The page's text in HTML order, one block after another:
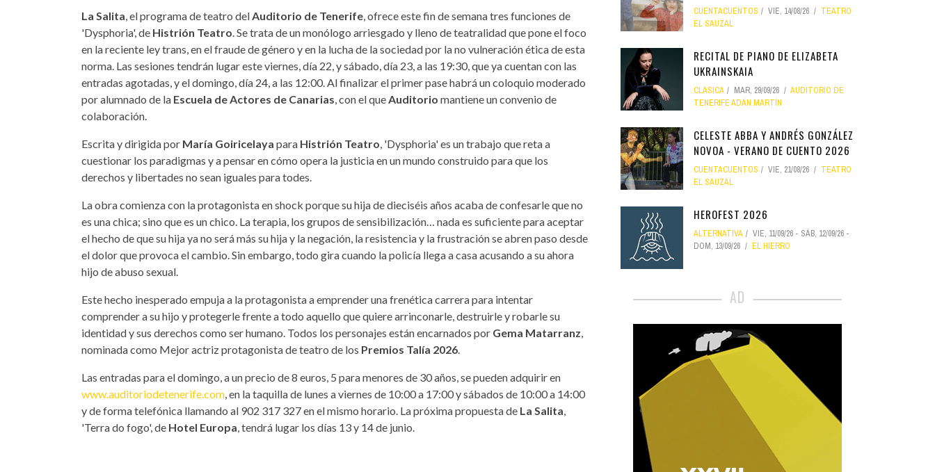
La Salita , el programa de teatro del Auditorio de Tenerife , ofrece este fin de semana tres funciones de
'Dysphoria', de Histrión Teatro . Se trata de un monólogo arriesgado y lleno de teatralidad que pone el foco
en la reciente ley trans, en el fraude de género y en la lucha de la sociedad por la no vulneración ética de esta
norma. Las sesiones tendrán lugar este viernes, día 22, y sábado, día 23, a las 19:30, que ya cuentan con las
entradas agotadas, y el domingo, día 24, a las 12:00. Al finalizar el primer pase habrá un coloquio moderado
por alumnado de la Escuela de Actores de Canarias , con el que Auditorio mantiene un convenio de
colaboración.
Escrita y dirigida por María Goiricelaya para Histrión Teatro , 'Dysphoria' es un trabajo que reta a
cuestionar los paradigmas y a pensar en cómo opera la justicia en un mundo construido para que los
derechos y libertades no sean iguales para todes.
La obra comienza con la protagonista en shock porque su hija de dieciséis años acaba de confesarle que no
es una chica; sino que es un chico. La terapia, los grupos de sensibilización… nada es suficiente para aceptar
el hecho de que su hija ya no será más su hija y la negación, la resistencia y la frustración se abren paso desde
el dolor que provoca el cambio. Sin embargo, todo gira cuando la policía llega a casa acusando a su ahora
hijo de abuso sexual.
Este hecho inesperado empuja a la protagonista a emprender una frenética carrera para intentar
comprender a su hijo y protegerle frente a todo aquello que quiere arrinconarle, destruirle y robarle su
identidad y sus derechos como ser humano. Todos los personajes están encarnados por Gema Matarranz
nominada como Mejor actriz protagonista de teatro de los Premios Talía 2026
Las entradas para el domingo, a un precio de 8 euros, 5 para menores de 30 años, se pueden adquirir en
www.auditoriodetenerife.com , en la taquilla de lunes a viernes de 10:00 a 17:00 y sábados de 10:00 a 14:00
y de forma telefónica llamando al 902 317 327 en el mismo horario. La próxima propuesta de La Salita
'Terra do fogo', de Hotel Europa , tendrá lugar los días 13 y 14 de junio.
CUENTACUENTOS VIE, 14/08/26
TEATRO
EL SAUZAL
RECITAL DE PIANO DE ELIZABETA
UKRAINSKAIA
CLÁSICA MAR, 29/09/26
AUDITORIO DE
TENERIFE ADÁN MARTÍN
CELESTE ABBA Y ANDRÉS GONZÁLEZ
NOVOA - VERANO DE CUENTO 2026
CUENTACUENTOS VIE, 21/08/26
TEATRO
EL SAUZAL
HEROFEST 2026
ALTERNATIVA VIE, 11/09/26 - SÁB, 12/09/26 -
DOM, 13/09/26
EL HIERRO
AD